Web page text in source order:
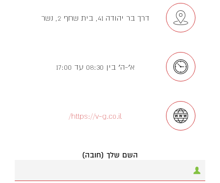
דרך בר יהודה 41, בית שחף 2, נשר
א׳-ה׳ בין 08:30 עד 17:00
https://v-g.co.il/
השם שלך (חובה)